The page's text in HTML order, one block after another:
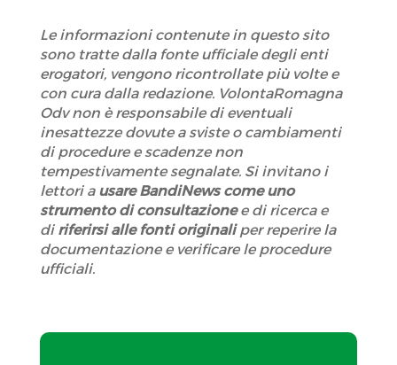
Le informazioni contenute in questo sito
sono tratte dalla fonte ufficiale degli enti
erogatori, vengono ricontrollate più volte e
con cura dalla redazione. VolontaRomagna
Odv non è responsabile di eventuali
inesattezze dovute a sviste o cambiamenti
di procedure e scadenze non
tempestivamente segnalate. Si invitano i
lettori a usare BandiNews come uno
strumento di consultazione e di ricerca e
di riferirsi alle fonti originali per reperire la
documentazione e verificare le procedure
ufficiali.